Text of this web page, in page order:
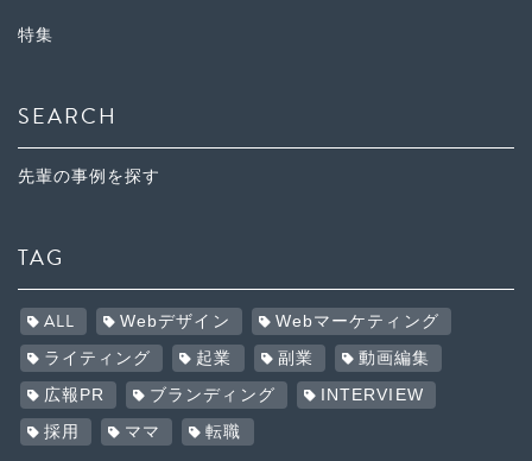
特集
SEARCH
先輩の事例を探す
TAG
ALL Webデザイン Webマーケティング
ライティング 起業 副業 動画編集
広報PR ブランディング INTERVIEW
採用 ママ 転職